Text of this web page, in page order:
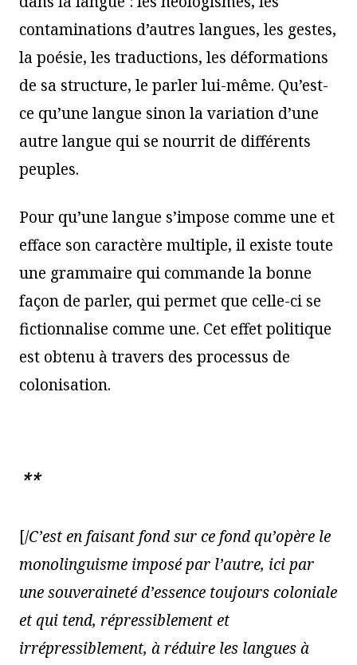
contaminations d’autres langues, les gestes,
la poésie, les traductions, les déformations
de sa structure, le parler lui-même. Qu’est-
ce qu’une langue sinon la variation d’une
autre langue qui se nourrit de différents
peuples.
Pour qu’une langue s’impose comme une et
efface son caractère multiple, il existe toute
une grammaire qui commande la bonne
façon de parler, qui permet que celle-ci se
fictionnalise comme une. Cet effet politique
est obtenu à travers des processus de
colonisation.
**
[/C’est en faisant fond sur ce fond qu’opère le
monolinguisme imposé par l’autre, ici par
une souveraineté d’essence toujours coloniale
et qui tend, répressiblement et
irrépressiblement, à réduire les langues à